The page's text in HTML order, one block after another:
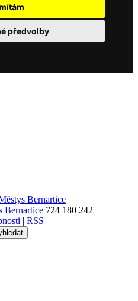
předvolby
Bernartice
Bernartice 724 180 242
| RSS